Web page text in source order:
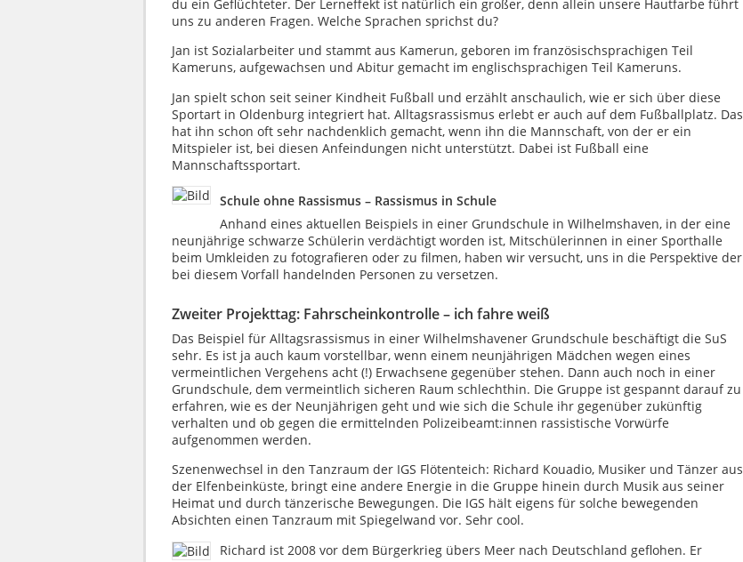
du ein Geflüchteter. Der Lerneffekt ist natürlich ein großer, denn allein unsere Hautfarbe führt
uns zu anderen Fragen. Welche Sprachen sprichst du?
Jan ist Sozialarbeiter und stammt aus Kamerun, geboren im französischsprachigen Teil
Kameruns, aufgewachsen und Abitur gemacht im englischsprachigen Teil Kameruns.
Jan spielt schon seit seiner Kindheit Fußball und erzählt anschaulich, wie er sich über diese
Sportart in Oldenburg integriert hat. Alltagsrassismus erlebt er auch auf dem Fußballplatz. Das
hat ihn schon oft sehr nachdenklich gemacht, wenn ihn die Mannschaft, von der er ein
Mitspieler ist, bei diesen Anfeindungen nicht unterstützt. Dabei ist Fußball eine
Mannschaftssportart.
Schule ohne Rassismus – Rassismus in Schule
Anhand eines aktuellen Beispiels in einer Grundschule in Wilhelmshaven, in der eine
neunjährige schwarze Schülerin verdächtigt worden ist, Mitschülerinnen in einer Sporthalle
beim Umkleiden zu fotografieren oder zu filmen, haben wir versucht, uns in die Perspektive der
bei diesem Vorfall handelnden Personen zu versetzen.
Zweiter Projekttag: Fahrscheinkontrolle – ich fahre weiß
Das Beispiel für Alltagsrassismus in einer Wilhelmshavener Grundschule beschäftigt die SuS
sehr. Es ist ja auch kaum vorstellbar, wenn einem neunjährigen Mädchen wegen eines
vermeintlichen Vergehens acht (!) Erwachsene gegenüber stehen. Dann auch noch in einer
Grundschule, dem vermeintlich sicheren Raum schlechthin. Die Gruppe ist gespannt darauf zu
erfahren, wie es der Neunjährigen geht und wie sich die Schule ihr gegenüber zukünftig
verhalten und ob gegen die ermittelnden Polizeibeamt:innen rassistische Vorwürfe
aufgenommen werden.
Szenenwechsel in den Tanzraum der IGS Flötenteich: Richard Kouadio, Musiker und Tänzer aus
der Elfenbeinküste, bringt eine andere Energie in die Gruppe hinein durch Musik aus seiner
Heimat und durch tänzerische Bewegungen. Die IGS hält eigens für solche bewegenden
Absichten einen Tanzraum mit Spiegelwand vor. Sehr cool.
Richard ist 2008 vor dem Bürgerkrieg übers Meer nach Deutschland geflohen. Er